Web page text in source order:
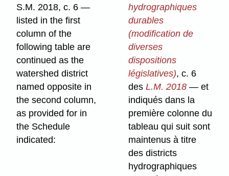
S.M. 2018, c. 6 —
listed in the first
column of the
following table are
continued as the
watershed district
named opposite in
the second column,
as provided for in
the Schedule
indicated:
hydrographiques
durables
(modification de
diverses
dispositions
législatives), c. 6
desL.M. 2018 — et
indiqués dans la
première colonne du
tableau qui suit sont
maintenus à titre
des districts
hydrographiques